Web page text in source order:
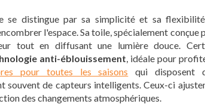
se distingue par sa simplicité et sa
l'espace. Sa toile, spécialement conçue
tout en diffusant une lumière douce.
anti-éblouissement , idéale pour
pour toutes les saisons
qui disposent
souvent de capteurs intelligents. Ceux-ci
des changements atmosphériques.